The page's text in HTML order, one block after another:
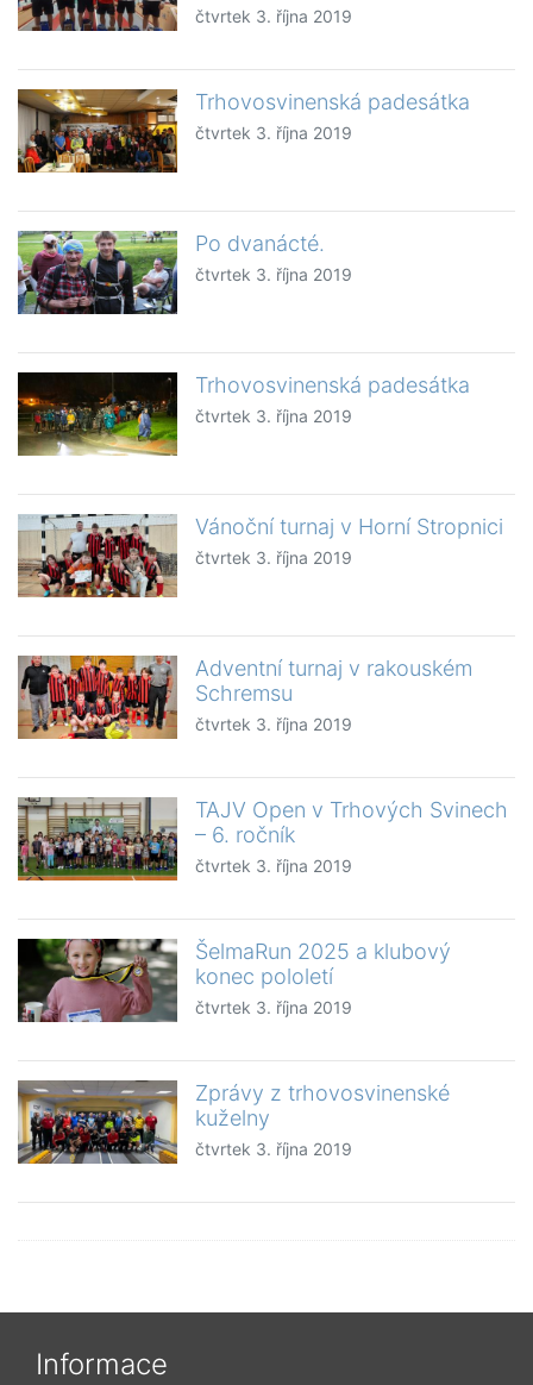
čtvrtek 3. října 2019
Trhovosvinenská padesátka
čtvrtek 3. října 2019
Po dvanácté.
čtvrtek 3. října 2019
Trhovosvinenská padesátka
čtvrtek 3. října 2019
Vánoční turnaj v Horní Stropnici
čtvrtek 3. října 2019
Adventní turnaj v rakouském
Schremsu
čtvrtek 3. října 2019
TAJV Open v Trhových Svinech
– 6. ročník
čtvrtek 3. října 2019
ŠelmaRun 2025 a klubový
konec pololetí
čtvrtek 3. října 2019
Zprávy z trhovosvinenské
kuželny
čtvrtek 3. října 2019
Informace